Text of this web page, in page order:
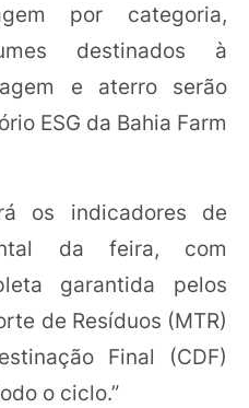
por categoria,
destinados à
e aterro serão
ESG da Bahia Farm
os indicadores de
da feira, com
garantida pelos
de Resíduos (MTR)
Final (CDF)
o ciclo.”